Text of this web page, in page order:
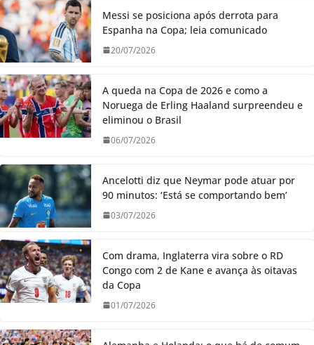
Messi se posiciona após derrota para
Espanha na Copa; leia comunicado
20/07/2026
A queda na Copa de 2026 e como a
Noruega de Erling Haaland surpreendeu e
eliminou o Brasil
06/07/2026
Ancelotti diz que Neymar pode atuar por
90 minutos: ‘Está se comportando bem’
03/07/2026
Com drama, Inglaterra vira sobre o RD
Congo com 2 de Kane e avança às oitavas
da Copa
01/07/2026